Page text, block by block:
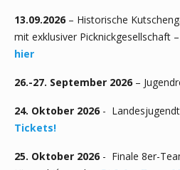
13.09.2026 – Historische
mit exklusiver Picknickgesellschaft –
hier
26.-27. September 2026 –
24. Oktober 2026 -
Tickets!
25. Oktober 2026 - Finale 8er-